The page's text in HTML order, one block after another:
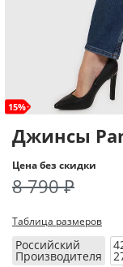
15%
Джинсы
Цена без скидки
8 790 ₽
Таблица размеров
Российский
Производителя